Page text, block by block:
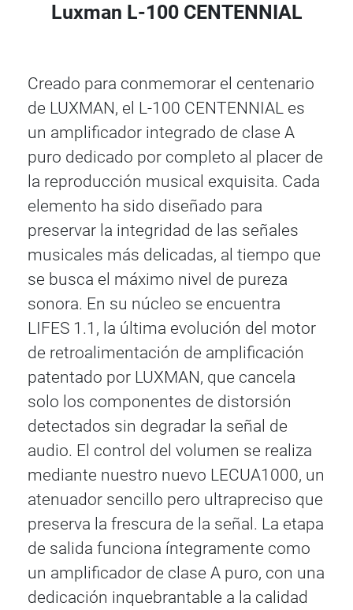
Luxman L-100 CENTENNIAL
Creado para conmemorar el centenario
de LUXMAN, el L-100 CENTENNIAL es
un amplificador integrado de clase A
puro dedicado por completo al placer de
la reproducción musical exquisita. Cada
elemento ha sido diseñado para
preservar la integridad de las señales
musicales más delicadas, al tiempo que
se busca el máximo nivel de pureza
sonora. En su núcleo se encuentra
LIFES 1.1, la última evolución del motor
de retroalimentación de amplificación
patentado por LUXMAN, que cancela
solo los componentes de distorsión
detectados sin degradar la señal de
audio. El control del volumen se realiza
mediante nuestro nuevo LECUA1000, un
atenuador sencillo pero ultrapreciso que
preserva la frescura de la señal. La etapa
de salida funciona íntegramente como
un amplificador de clase A puro, con una
dedicación inquebrantable a la calidad